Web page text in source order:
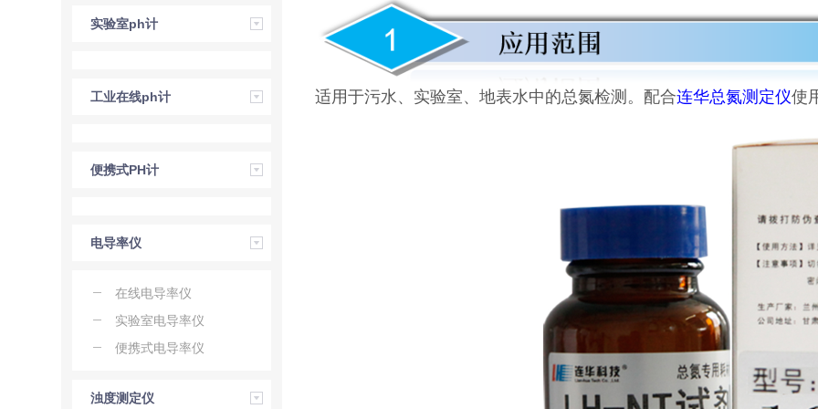
实验室ph计
工业在线ph计
便携式PH计
电导率仪
在线电导率仪
实验室电导率仪
便携式电导率仪
浊度测定仪
适用于污水、实验室、地表水中的总氮检测。配合连华总氮测定仪使